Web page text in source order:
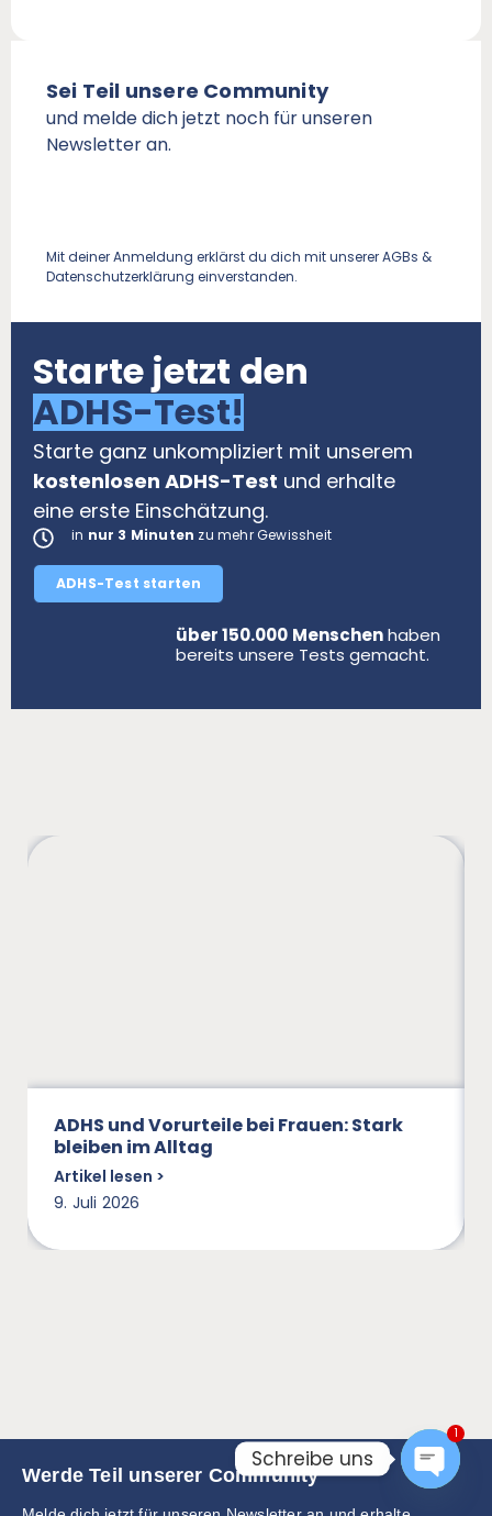
Sei Teil unsere Community
und melde dich jetzt noch für unseren
Newsletter an.
Mit deiner Anmeldung erklärst du dich mit unserer AGBs &
Datenschutzerklärung einverstanden.
Starte jetzt den
ADHS-Test!
Starte ganz unkompliziert mit unserem
kostenlosen ADHS-Test und erhalte
eine erste Einschätzung.
in nur 3 Minuten zu mehr Gewissheit
ADHS-Test starten
über150.000 Menschenhaben
bereits unsere Tests gemacht.
ADHS und Vorurteile bei Frauen: Stark
bleiben im Alltag
Artikel lesen >
9. Juli 2026
Werde Teil unserer Community
Schreibe uns
1